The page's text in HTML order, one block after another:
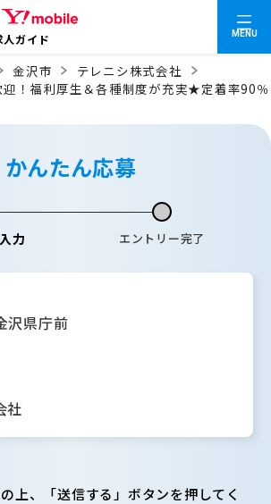
ガイド MENU
金沢市
テレニシ株式会社
！福利厚生＆各種制度が充実★定着率90
かんたん応募
力 エントリー完了
沢県庁前
社
上、「送信する」ボタンを押してく